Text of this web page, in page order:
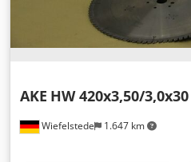
Wiefelstede 1.647 km
AKE HW 420x3,50/3,0x30